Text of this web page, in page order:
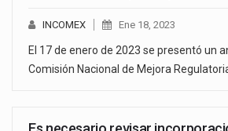
INCOMEX Ene 18, 2023
El 17 de enero de 2023 se presentó un
Comisión Nacional de Mejora